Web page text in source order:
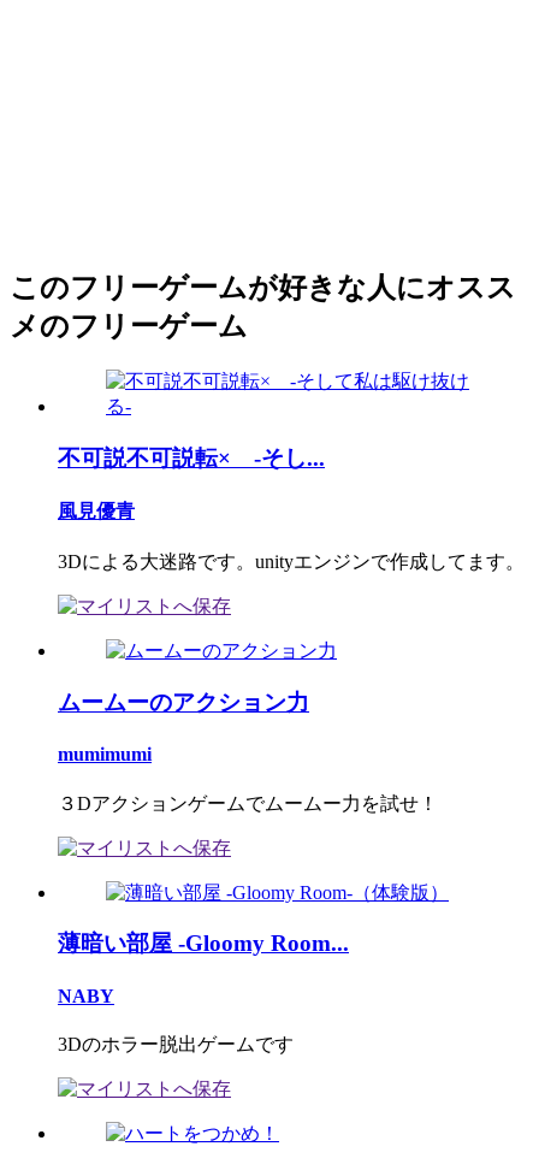
このフリーゲームが好きな人にオスス
メのフリーゲーム
不可説不可説転× -そし...
風見優青
3Dによる大迷路です。unityエンジンで作成してます。
ムームーのアクション力
mumimumi
３Dアクションゲームでムームー力を試せ！
薄暗い部屋 -Gloomy Room...
NABY
3Dのホラー脱出ゲームです